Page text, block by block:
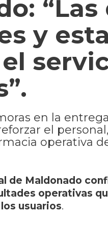
y
en la
el
operativa
de Maldonado
operativas
usuarios.